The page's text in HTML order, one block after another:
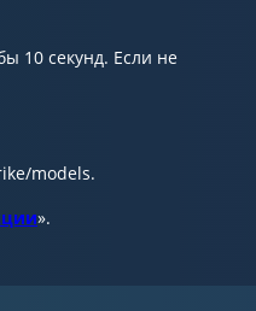
10 секунд. Если не
models.
».